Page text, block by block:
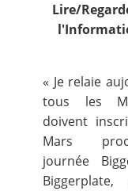
ContactLire/
« Je relaie
tous les
doivent
Mars
journée